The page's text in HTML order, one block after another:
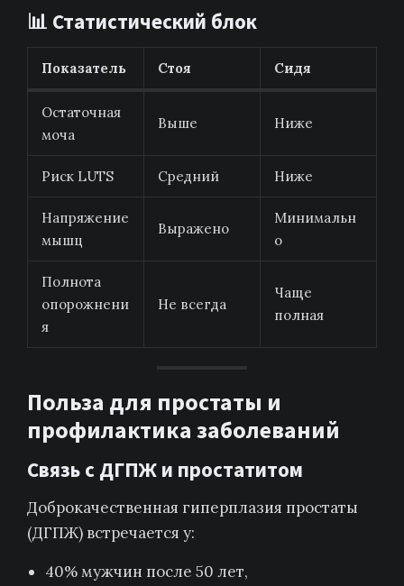
📊 Статистический блок
Показатель Стоя Сидя
Остаточная
моча
Выше Ниже
Риск LUTS Средний Ниже
Напряжение
мышц
Выражено
Минимальн
о
Полнота
опорожнени
я
Не всегда
Чаще
полная
Польза для простаты и
профилактика заболеваний
Связь с ДГПЖ и простатитом
Доброкачественная гиперплазия простаты
(ДГПЖ) встречается у:
40% мужчин после 50 лет,